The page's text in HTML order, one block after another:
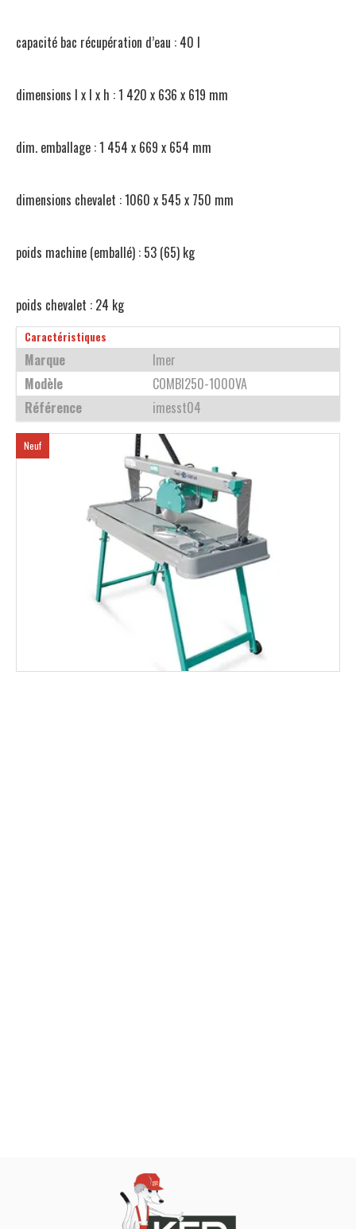
Neuf
capacité bac récupération d’eau : 40 l
dimensions l x l x h : 1 420 x 636 x 619 mm
dim. emballage : 1 454 x 669 x 654 mm
dimensions chevalet : 1060 x 545 x 750 mm
poids machine (emballé) : 53 (65) kg
poids chevalet : 24 kg
Caractéristiques
Marque
Imer
Modèle
COMBI250-1000VA
Référence
imesst04